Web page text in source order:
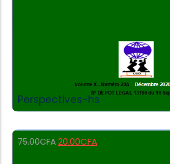
Perspectives-hs
75.00CFA 20.00CFA